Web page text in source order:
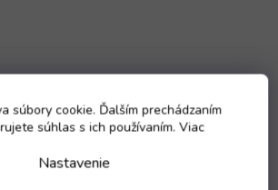
súbory cookie. Ďalším prechádzaním
súhlas s ich používaním. Viac
Nastavenie